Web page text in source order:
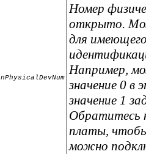
nPhysicalDevNum
Номер
открыто.
для
Например,
значение 0 в
значение 1
Обратитесь
платы,
можно